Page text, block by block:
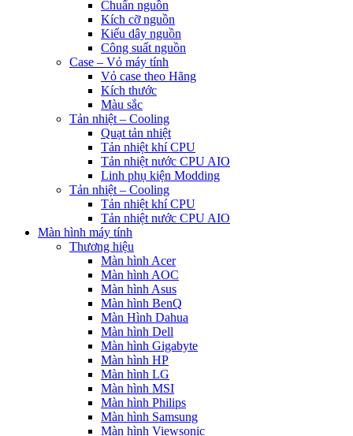
Chuẩn nguồn
Kích cỡ nguồn
Kiểu dây nguồn
Công suất nguồn
Case – Vỏ máy tính
Vỏ case theo Hãng
Kích thước
Màu sắc
Tản nhiệt – Cooling
Quạt tản nhiệt
Tản nhiệt khí CPU
Tản nhiệt nước CPU AIO
Linh phụ kiện Modding
Tản nhiệt – Cooling
Tản nhiệt khí CPU
Tản nhiệt nước CPU AIO
Màn hình máy tính
Thương hiệu
Màn hình Acer
Màn hình AOC
Màn hình Asus
Màn hình BenQ
Màn Hình Dahua
Màn hình Dell
Màn hình Gigabyte
Màn hình HP
Màn hình LG
Màn hình MSI
Màn hình Philips
Màn hình Samsung
Màn hình Viewsonic